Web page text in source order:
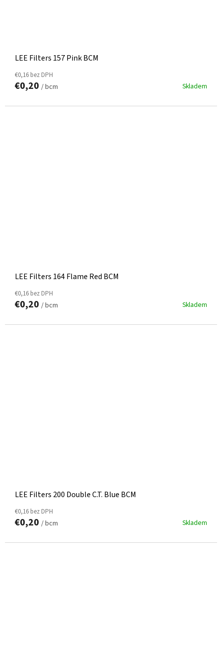
LEE Filters 157 Pink BCM
Skladem
€0,16 bez DPH
€0,20 / bcm
LEE Filters 164 Flame Red BCM
Skladem
€0,16 bez DPH
€0,20 / bcm
LEE Filters 200 Double C.T. Blue BCM
Skladem
€0,16 bez DPH
€0,20 / bcm